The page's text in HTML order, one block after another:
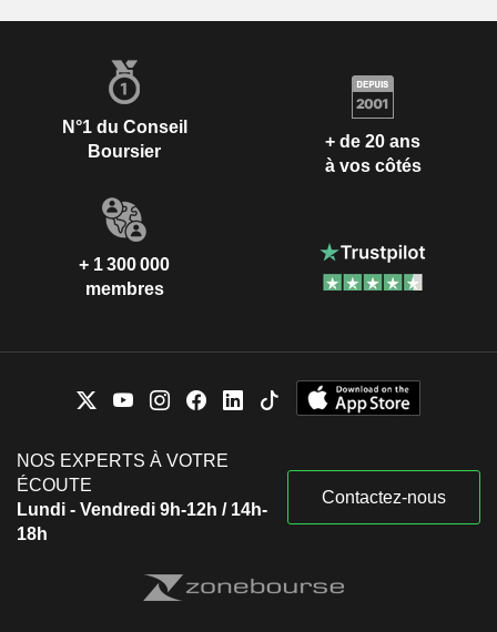
N°1 du Conseil
Boursier
+ de 20 ans
à vos côtés
+ 1 300 000
membres
NOS EXPERTS À VOTRE
ÉCOUTE
Lundi - Vendredi 9h-12h / 14h-
18h
Contactez-nous